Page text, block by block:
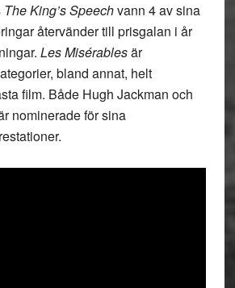
The King’s Speechvann 4 av sina
återvänder till prisgalan i år
Les Misérablesär
bland annat, helt
film. Både Hugh Jackman och
nominerade för sina